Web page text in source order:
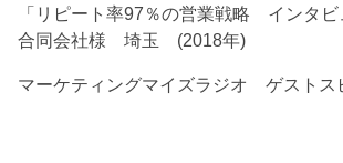
「リピート率97％の営業戦略 インタ
合同会社様 埼玉 (2018年)
マーケティングマイズラジオ ゲストス